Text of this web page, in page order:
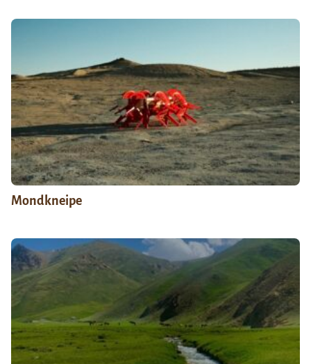
Mondkneipe